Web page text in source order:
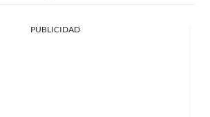
PUBLICIDAD